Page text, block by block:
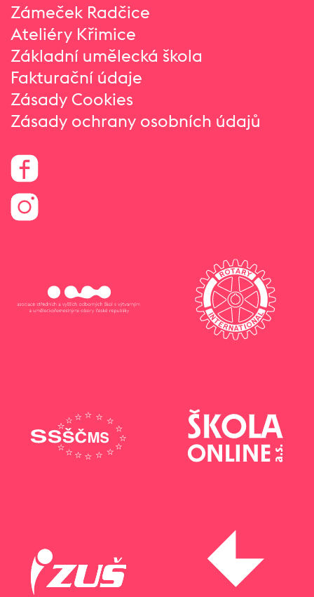
Zámeček Radčice
Ateliéry Křimice
Základní umělecká škola
Fakturační údaje
Zásady Cookies
Zásady ochrany osobních údajů